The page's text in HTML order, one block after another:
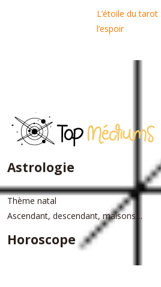
L’étoile du
l’espoir
Astrologie
Thème natal
Ascendant, descendant, maisons…
Horoscope